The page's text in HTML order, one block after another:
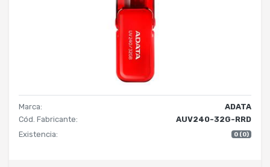
Marca:
ADATA
Cód. Fabricante:
AUV240-32G-RRD
Existencia:
0 (0)